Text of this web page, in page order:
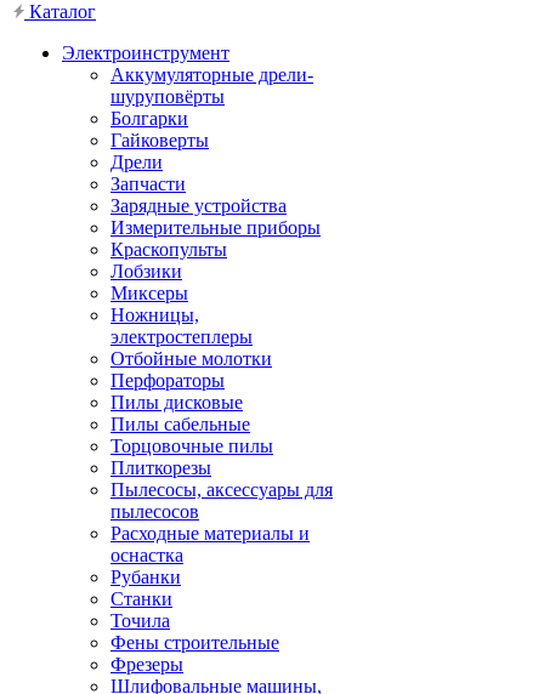
Каталог
Электроинструмент
Аккумуляторные дрели-
шуруповёрты
Болгарки
Гайковерты
Дрели
Запчасти
Зарядные устройства
Измерительные приборы
Краскопульты
Лобзики
Миксеры
Ножницы,
электростеплеры
Отбойные молотки
Перфораторы
Пилы дисковые
Пилы сабельные
Торцовочные пилы
Плиткорезы
Пылесосы, аксессуары для
пылесосов
Расходные материалы и
оснастка
Рубанки
Станки
Точила
Фены строительные
Фрезеры
Шлифовальные машины,